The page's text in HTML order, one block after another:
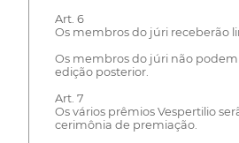
Art. 6
Os membros do júri receberão
Os membros do júri não
edição posterior.
Art. 7
Os vários prêmios Vespertilio
cerimônia de premiação.